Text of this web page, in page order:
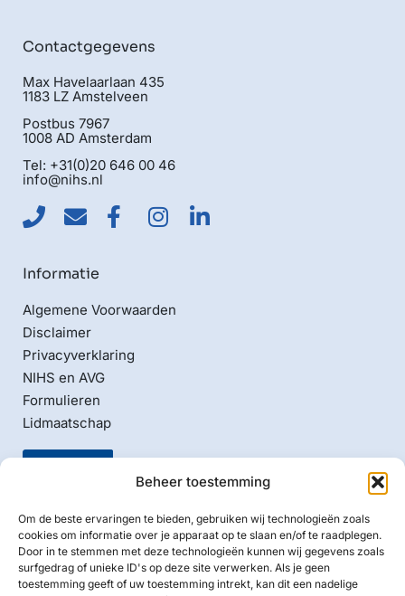
Beheer toestemming
Om de beste ervaringen te bieden, gebruiken wij technologieën zoals
cookies om informatie over je apparaat op te slaan en/of te raadplegen.
Door in te stemmen met deze technologieën kunnen wij gegevens zoals
surfgedrag of unieke ID's op deze site verwerken. Als je geen
toestemming geeft of uw toestemming intrekt, kan dit een nadelige
Contactgegevens
Max Havelaarlaan 435
1183 LZ Amstelveen
Postbus 7967
1008 AD Amsterdam
Tel: +31(0)20 646 00 46
info@nihs.nl
Informatie
Algemene Voorwaarden
Disclaimer
Privacyverklaring
NIHS en AVG
Formulieren
Lidmaatschap
Naam ANBI:
Nederlands Israelitische Hoofd Synagoge Amsterdam